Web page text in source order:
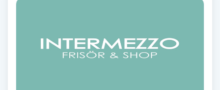
Babylights